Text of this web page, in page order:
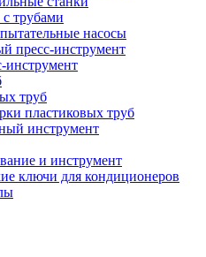
трубами
насосы
пресс-инструмент
инструмент
труб
пластиковых труб
инструмент
и инструмент
ключи для кондиционеров